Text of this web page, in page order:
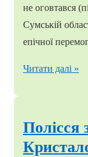
не оговтався
Сумській
епічної
Металіст
Кристал
Читати далі »
Полісся